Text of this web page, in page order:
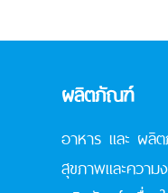
ผลิตภัณฑ์
อาหาร และ ผลิ
สุขภาพและความ